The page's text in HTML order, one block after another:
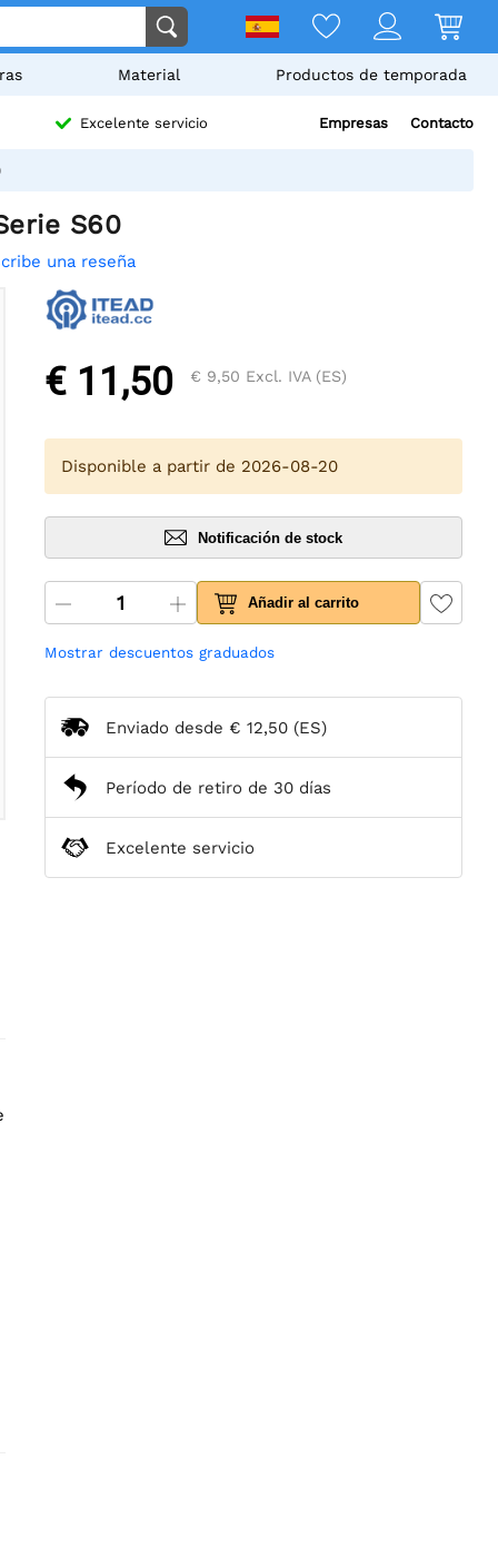
Material Productos de temporada
Excelente servicio Empresas Contacto
S60
una reseña
€ 11,50 € 9,50 Excl. IVA (ES)
Disponible a partir de 2026-08-20
Notificación de stock
Añadir al carrito
Mostrar descuentos graduados
Enviado desde € 12,50 (ES)
Período de retiro de 30 días
Excelente servicio